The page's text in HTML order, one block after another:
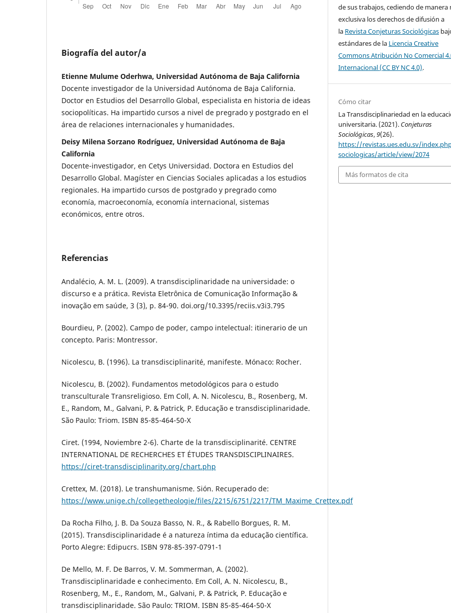
Biografía del autor/a
Etienne Mulume Oderhwa, Universidad Autónoma de Baja California
Docente investigador de la Universidad Autónoma de Baja California.
Doctor en Estudios del Desarrollo Global, especialista en historia de ideas
sociopolíticas. Ha impartido cursos a nivel de pregrado y postgrado en el
área de relaciones internacionales y humanidades.
Deisy Milena Sorzano Rodríguez, Universidad Autónoma de Baja
California
Docente-investigador, en Cetys Universidad. Doctora en Estudios del
Desarrollo Global. Magíster en Ciencias Sociales aplicadas a los estudios
regionales. Ha impartido cursos de postgrado y pregrado como
economía, macroeconomía, economía internacional, sistemas
económicos, entre otros.
Referencias
Andalécio, A. M. L. (2009). A transdisciplinaridade na universidade: o
discurso e a prática. Revista Eletrônica de Comunicação Informação &
inovação em saúde, 3 (3), p. 84-90. doi.org/10.3395/reciis.v3i3.795
Bourdieu, P. (2002). Campo de poder, campo intelectual: itinerario de un
concepto. Paris: Montressor.
Nicolescu, B. (1996). La transdisciplinarité, manifeste. Mónaco: Rocher.
Nicolescu, B. (2002). Fundamentos metodológicos para o estudo
transculturale Transreligioso. Em Coll, A. N. Nicolescu, B., Rosenberg, M.
E., Random, M., Galvani, P. & Patrick, P. Educação e transdisciplinaridade.
São Paulo: Triom. ISBN 85-85-464-50-X
Ciret. (1994, Noviembre 2-6). Charte de la transdisciplinarité. CENTRE
INTERNATIONAL DE RECHERCHES ET ÉTUDES TRANSDISCIPLINAIRES.
https://ciret-transdisciplinarity.org/chart.php
Crettex, M. (2018). Le transhumanisme. Sión. Recuperado de:
https://www.unige.ch/collegetheologie/files/2215/6751/2217/TM_Maxime_Crettex.pdf
Da Rocha Filho, J. B. Da Souza Basso, N. R., & Rabello Borgues, R. M.
(2015). Transdisciplinaridade é a natureza íntima da educação científica.
Porto Alegre: Edipucrs. ISBN 978-85-397-0791-1
De Mello, M. F. De Barros, V. M. Sommerman, A. (2002).
Transdisciplinaridade e conhecimento. Em Coll, A. N. Nicolescu, B.,
Rosenberg, M., E., Random, M., Galvani, P. & Patrick, P. Educação e
transdisciplinaridade. São Paulo: TRIOM. ISBN 85-85-464-50-X
de sus trabajos, cediendo de manera
exclusiva los derechos de difusión a
la Revista Conjeturas Sociológicas
estándares de la Licencia Creative
Commons Atribución No Comercial
Internacional (CC BY NC 4.0).
Cómo citar
La Transdisciplinariedad en la
universitaria. (2021). Conjeturas
Sociológicas,9(26).
https://revistas.ues.edu.sv/
sociologicas/article/view/2074
Más formatos de cita